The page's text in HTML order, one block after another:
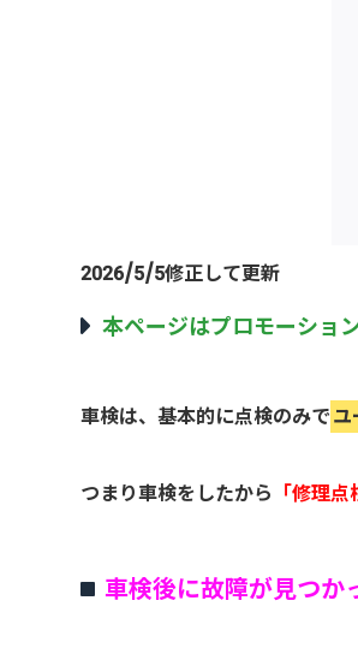
2026/5/5修正して更新
本ページはプロモーショ
車検は、基本的に点検のみでユ
つまり車検をしたから 「修理
車検後に故障が見つか